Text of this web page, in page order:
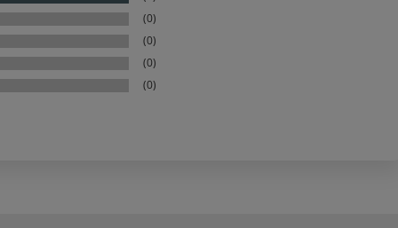
(0)
(0)
(0)
(0)